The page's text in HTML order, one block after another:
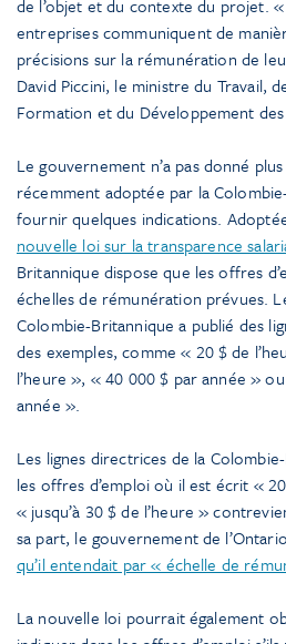
de l’objet et du contexte du projet.
entreprises communiquent de
précisions sur la rémunération de
David Piccini, le ministre du Travail,
Formation et du Développement
Le gouvernement n’a pas donné
récemment adoptée par la
fournir quelques indications.
nouvelle loi sur la transparence
Britannique dispose que les offres
échelles de rémunération prévues.
Colombie-Britannique a publié des
des exemples, comme « 20 $ de
l’heure », « 40 000 $ par année »
année ».
Les lignes directrices de la
les offres d’emploi où il est écrit «
« jusqu’à 30 $ de l’heure »
sa part, le gouvernement de l’Ontario
qu’il entendait par « échelle de
La nouvelle loi pourrait également